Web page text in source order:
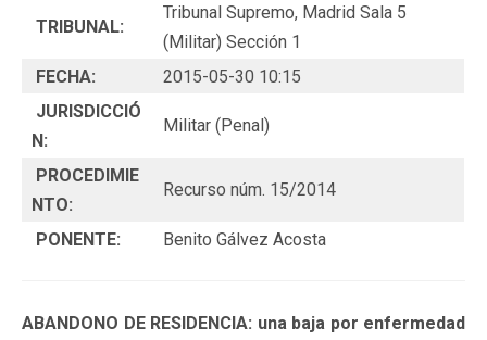
TRIBUNAL:
Tribunal Supremo, Madrid Sala 5
(Militar) Sección 1
FECHA:
2015-05-30 10:15
JURISDICCIÓ
N:
Militar (Penal)
PROCEDIMIE
NTO:
Recurso núm. 15/2014
PONENTE: Benito Gálvez Acosta
ABANDONO DE RESIDENCIA: una baja por enfermedad